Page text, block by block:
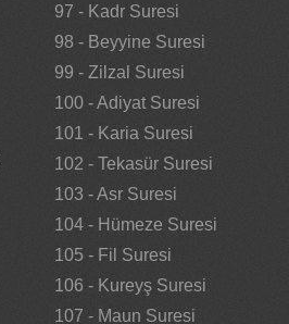
97 - Kadr Suresi
98 - Beyyine Suresi
99 - Zilzal Suresi
100 - Adiyat Suresi
101 - Karia Suresi
102 - Tekasür Suresi
103 - Asr Suresi
104 - Hümeze Suresi
105 - Fil Suresi
106 - Kureyş Suresi
107 - Maun Suresi